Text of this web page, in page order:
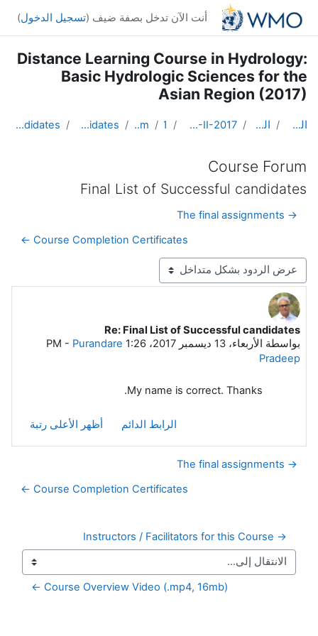
تخطى إلى المحتوى الرئيسي
أنت الآن تدخل بصفة ضيف (تسجيل الدخول)
Distance Learning Course in Hydrology:
Basic Hydrologic Sciences for the
Asian Region (2017)
الصفحة الرئيسية المقررات الدراسية DL Course in Hydrology - Asia RA-II-2017
Topic 1
Course Forum
Final List of Successful candidates
Re: Final List of Successful candidates
Course Forum
Final List of Successful candidates
→ The final assignments
Course Completion Certificates ←
نمط العرض
Re: Final List of Successful candidates
بواسطة الأربعاء، 13 ديسمبر 2017، 1:26 PM - Purandare
Pradeep
عدد الردود: 0
My name is correct. Thanks.
الرابط الدائم أظهر الأعلى رتبة
→ The final assignments
Course Completion Certificates ←
→ Instructors / Facilitators for this Course
Course Overview Video (.mp4, 16mb) ←